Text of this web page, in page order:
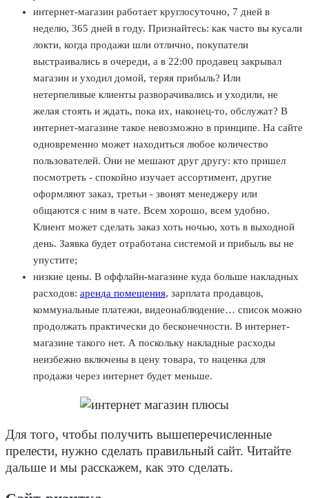
интернет-магазин работает круглосуточно, 7 дней в
неделю, 365 дней в году. Признайтесь: как часто вы кусали
локти, когда продажи шли отлично, покупатели
выстраивались в очереди, а в 22:00 продавец закрывал
магазин и уходил домой, теряя прибыль? Или
нетерпеливые клиенты разворачивались и уходили, не
желая стоять и ждать, пока их, наконец-то, обслужат? В
интернет-магазине такое невозможно в принципе. На сайте
одновременно может находиться любое количество
пользователей. Они не мешают друг другу: кто пришел
посмотреть - спокойно изучает ассортимент, другие
оформляют заказ, третьи - звонят менеджеру или
общаются с ним в чате. Всем хорошо, всем удобно.
Клиент может сделать заказ хоть ночью, хоть в выходной
день. Заявка будет отработана системой и прибыль вы не
упустите;
низкие цены. В оффлайн-магазине куда больше накладных
расходов: аренда помещения, зарплата продавцов,
коммунальные платежи, видеонаблюдение… список можно
продолжать практически до бесконечности. В интернет-
магазине такого нет. А поскольку накладные расходы
неизбежно включены в цену товара, то наценка для
продажи через интернет будет меньше.
Для того, чтобы получить вышеперечисленные
прелести, нужно сделать правильный сайт. Читайте
дальше и мы расскажем, как это сделать.